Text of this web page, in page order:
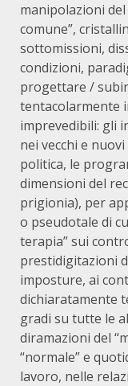
manipolazioni del
comune”,
sottomissioni,
condizioni,
progettare /
tentacolarmente
imprevedibili: gli
nei vecchi e
politica, le
dimensioni del
prigionia), per
o pseudotale di
terapia” sui
prestidigitazioni
imposture, ai
dichiaratamente
gradi su tutte le
diramazioni del
“normale” e
lavoro, nelle